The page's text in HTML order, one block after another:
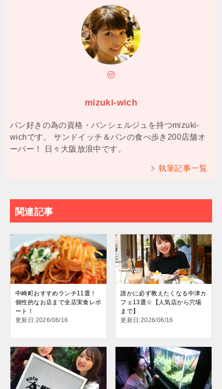
mizuki-wich
パン好きの為の資格・パンシェルジュを持つmizuki-
wichです。 サンドイッチ＆パンの食べ歩き200店舗オ
ーバー！ 日々大阪放浪中です。
執筆記事一覧
関連記事
中崎町おすすめランチ11選！
個性的なお店まで全店実食レポ
ート！
更新日:2026/06/16
誰かに必ず教えたくなる中津カ
フェ13選☆【人気店から穴場
まで】
更新日:2026/06/16